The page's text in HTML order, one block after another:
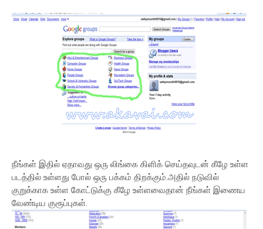
நீங்கள் இதில் ஏதாவது ஒரு லிங்கை கிளிக் செய்தவுடன் கீழே உள்ள
படத்தில் உள்ளது போல் ஒரு பக்கம் திறக்கும்.அதில் நடுவில்
குறுக்காக உள்ள கோட்டுக்கு கீழே உள்ளவைதான் நீங்கள் இணைய
வேண்டிய குரூப்புகள்.